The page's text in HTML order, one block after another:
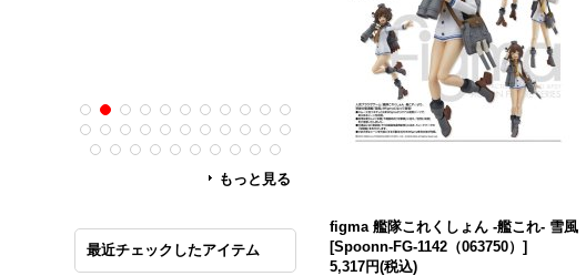
2026
もっと見る
最近チェックしたアイテム
figma 艦隊これくしょん -艦これ- 雪風
[Spoonn-FG-1142（063750）]
5,317円(税込)